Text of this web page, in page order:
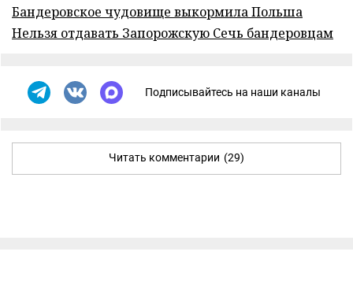
Бандеровское чудовище выкормила Польша
Нельзя отдавать Запорожскую Сечь бандеровцам
Подписывайтесь на наши каналы
Читать комментарии (29)